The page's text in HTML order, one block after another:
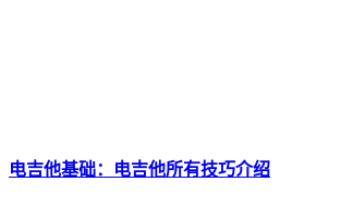
电吉他基础：电吉他所有技巧介绍